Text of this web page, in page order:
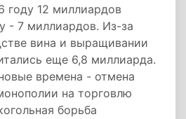
году 12 миллиардов
- 7 миллиардов. Из-за
вина и выращивании
еще 6,8 миллиарда.
времена - отмена
на торговлю
борьба